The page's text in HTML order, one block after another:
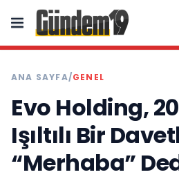
ANA SAYFA/GENEL
Evo Holding,
Işıltılı Bir
“Merhaba”